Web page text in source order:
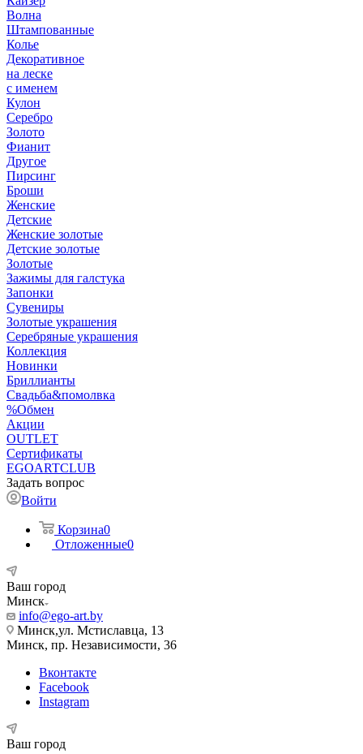
Волна
Штампованные
Колье
Декоративное
на леске
с именем
Кулон
Серебро
Золото
Фианит
Другое
Пирсинг
Броши
Женские
Детские
Женские золотые
Детские золотые
Золотые
Зажимы для галстука
Запонки
Сувениры
Золотые украшения
Серебряные украшения
Коллекция
Новинки
Бриллианты
Свадьба&помолвка
%Обмен
Акции
OUTLET
Сертификаты
EGOARTCLUB
Задать вопрос
Войти
Корзина0
Отложенные0
Ваш город
Минск
info@ego-art.by
Минск,ул. Мстиславца, 13
Минск, пр. Независимости, 36
Вконтакте
Facebook
Instagram
Ваш город